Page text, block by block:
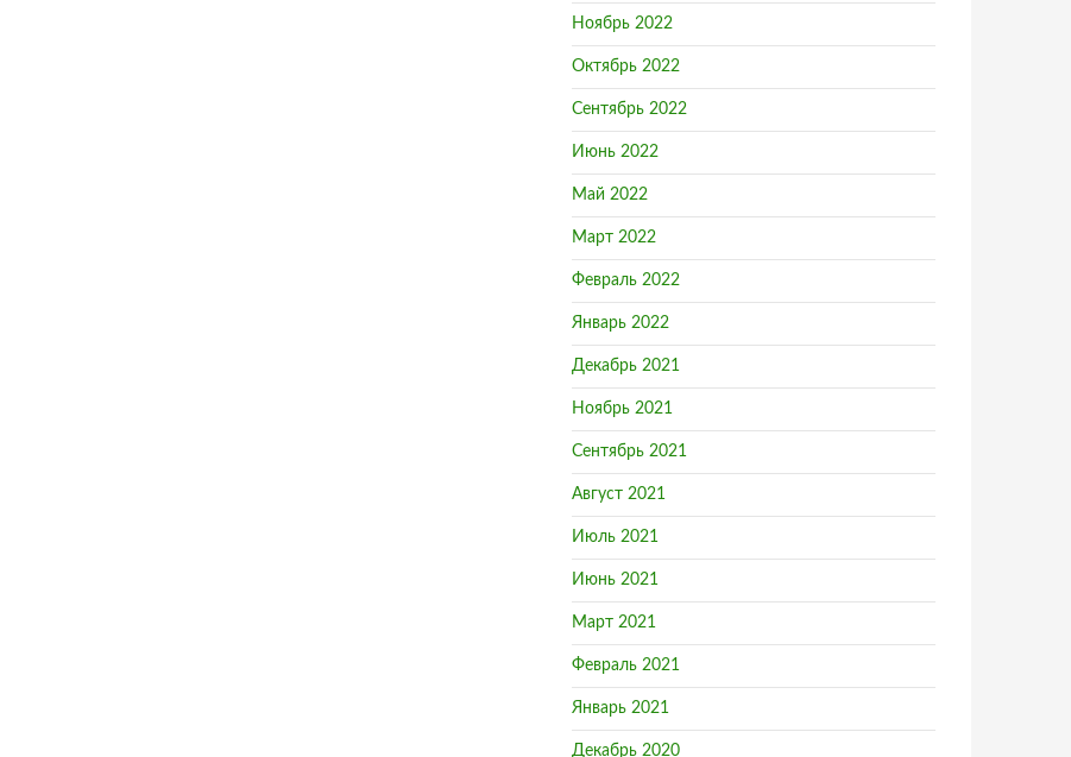
Ноябрь 2022
Октябрь 2022
Сентябрь 2022
Июнь 2022
Май 2022
Март 2022
Февраль 2022
Январь 2022
Декабрь 2021
Ноябрь 2021
Сентябрь 2021
Август 2021
Июль 2021
Июнь 2021
Март 2021
Февраль 2021
Январь 2021
Декабрь 2020